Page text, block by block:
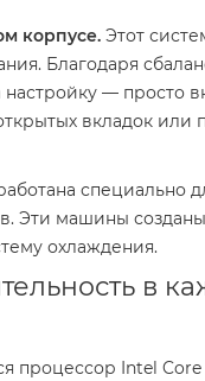
корпусе. Этот
Благодаря
— просто
вкладок или
специально
Эти машины
охлаждения.
в
процессор Intel Core